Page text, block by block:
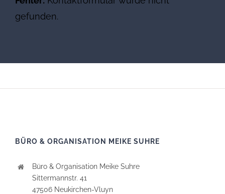
gefunden.
BÜRO & ORGANISATION MEIKE SUHRE
Büro & Organisation Meike Suhre
Sittermannstr. 41
47506 Neukirchen-Vluyn